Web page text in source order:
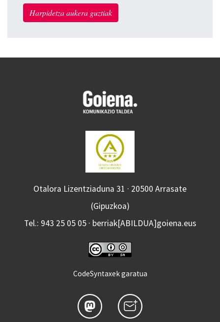
Harpidetza aukera guztiak
Otalora Lizentziaduna 31 · 20500 Arrasate
(Gipuzkoa)
Tel.: 943 25 05 05 · berriak[ABILDUA]goiena.eus
CodeSyntaxek garatua